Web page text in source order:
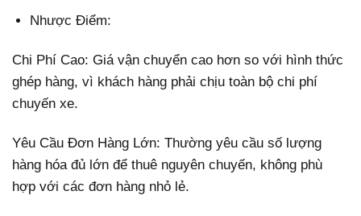
Nhược Điểm:
Chi Phí Cao: Giá vận chuyển cao hơn so với hình thức
ghép hàng, vì khách hàng phải chịu toàn bộ chi phí
chuyến xe.
Yêu Cầu Đơn Hàng Lớn: Thường yêu cầu số lượng
hàng hóa đủ lớn để thuê nguyên chuyến, không phù
hợp với các đơn hàng nhỏ lẻ.